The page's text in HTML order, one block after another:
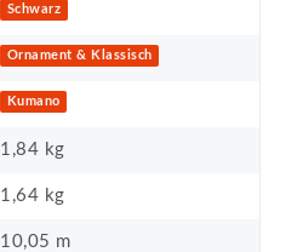
Schwarz
Ornament & Klassisch
Kumano
1,84 kg
1,64 kg
10,05 m